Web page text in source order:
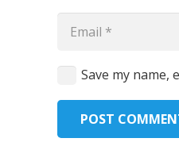
Save my
POST